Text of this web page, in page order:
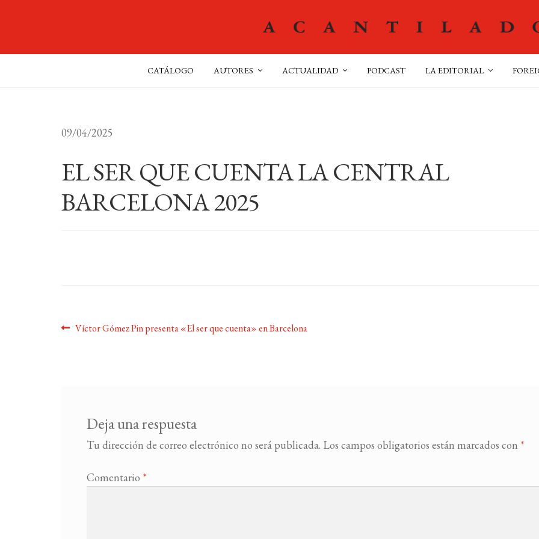
CATÁLOGO AUTORES ACTUALIDAD PODCAST LA EDITORIAL
09/04/2025
EL SER QUE CUENTA LA CENTRAL
BARCELONA 2025
Navegación
Anterior:
Víctor Gómez Pin presenta «El ser que cuenta» en Barcelona
Deja una respuesta
Tu dirección de correo electrónico no será publicada. Los campos obligatorios están marcados con *
Comentario *